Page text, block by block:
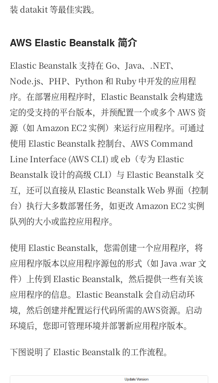
装 datakit 等最佳实践。
AWS Elastic Beanstalk 简介
Elastic Beanstalk 支持在 Go、Java、.NET、
Node.js、PHP、Python 和 Ruby 中开发的应用程
序。在部署应用程序时，Elastic Beanstalk 会构建选
定的受支持的平台版本，并预配置一个或多个 AWS 资
源（如 Amazon EC2 实例）来运行应用程序。可通过
使用 Elastic Beanstalk 控制台、AWS Command
Line Interface (AWS CLI) 或 eb（专为 Elastic
Beanstalk 设计的高级 CLI）与 Elastic Beanstalk 交
互，还可以直接从 Elastic Beanstalk Web 界面（控制
台）执行大多数部署任务，如更改 Amazon EC2 实例
队列的大小或监控应用程序。
使用 Elastic Beanstalk，您需创建一个应用程序，将
应用程序版本以应用程序源包的形式（如 Java .war 文
件）上传到 Elastic Beanstalk，然后提供一些有关该
应用程序的信息。Elastic Beanstalk 会自动启动环
境，然后创建并配置运行代码所需的AWS资源。启动
环境后，您即可管理环境并部署新应用程序版本。
下图说明了 Elastic Beanstalk 的工作流程。